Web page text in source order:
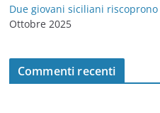
Due giovani siciliani riscoprono
Ottobre 2025
Commenti recenti